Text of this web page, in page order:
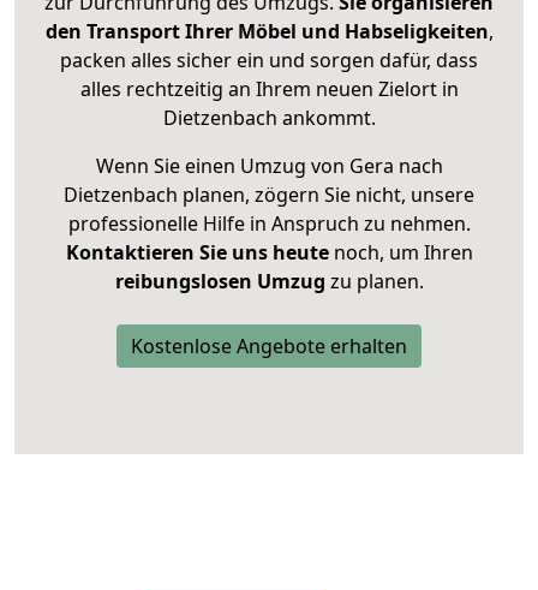
den Transport Ihrer Möbel und Habseligkeiten,
packen alles sicher ein und sorgen dafür, dass
alles rechtzeitig an Ihrem neuen Zielort in
Dietzenbach ankommt.
Wenn Sie einen Umzug von Gera nach
Dietzenbach planen, zögern Sie nicht, unsere
professionelle Hilfe in Anspruch zu nehmen.
Kontaktieren Sie uns heutenoch, um Ihren
reibungslosen Umzug zu planen.
Kostenlose Angebote erhalten